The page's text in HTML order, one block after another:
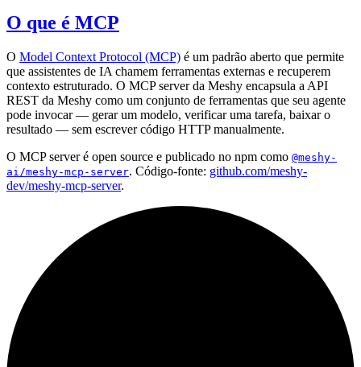
O que é MCP
O Model Context Protocol (MCP) é um padrão aberto que permite
que assistentes de IA chamem ferramentas externas e recuperem
contexto estruturado. O MCP server da Meshy encapsula a API
REST da Meshy como um conjunto de ferramentas que seu agente
pode invocar — gerar um modelo, verificar uma tarefa, baixar o
resultado — sem escrever código HTTP manualmente.
O MCP server é open source e publicado no npm como @meshy-
ai/meshy-mcp-server. Código-fonte: github.com/meshy-
dev/meshy-mcp-server.